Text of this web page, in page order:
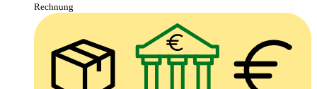
Rechnung